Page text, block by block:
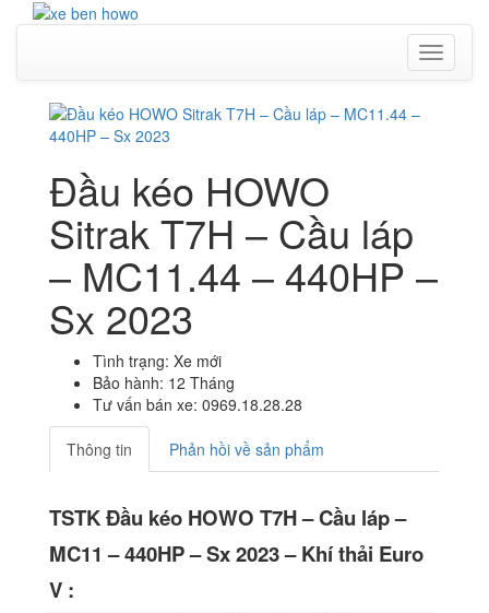
Toggle
Đầu kéo HOWO
Sitrak T7H – Cầu láp
– MC11.44 – 440HP –
Sx 2023
Tình trạng: Xe mới
Bảo hành: 12 Tháng
Tư vấn bán xe: 0969.18.28.28
Thông tin Phản hồi về sản phẩm
TSTK Đầu kéo HOWO T7H – Cầu láp –
MC11 – 440HP – Sx 2023 – Khí thải Euro
V :